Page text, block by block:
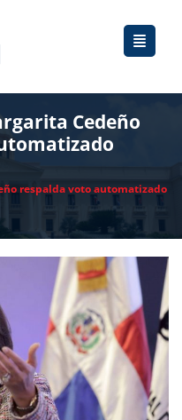
Cedeño
respalda voto automatizado